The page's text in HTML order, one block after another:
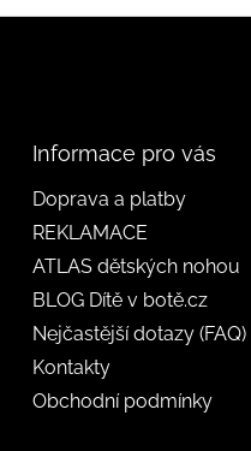
Informace pro vás
Doprava a platby
REKLAMACE
ATLAS dětských nohou
BLOG Dítě v botě.cz
Nejčastější dotazy (FAQ)
Kontakty
Obchodní podmínky